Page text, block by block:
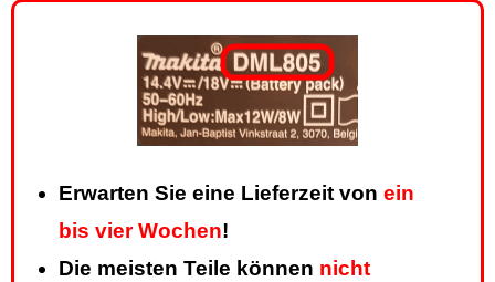
Erwarten Sie eine Lieferzeit von ein
bis vier Wochen!
Die meisten Teile können nicht